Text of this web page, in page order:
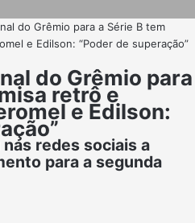
do Grêmio para a Série B tem
e Edilson: “Poder de superação”
do Grêmio para
retrô e
e Edilson:
redes sociais a
para a segunda